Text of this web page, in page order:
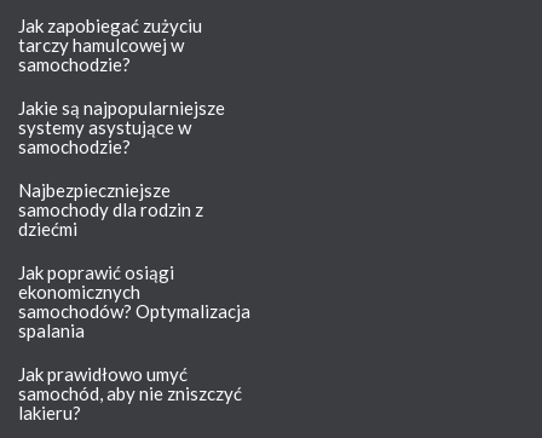
Jak zapobiegać zużyciu
tarczy hamulcowej w
samochodzie?
Jakie są najpopularniejsze
systemy asystujące w
samochodzie?
Najbezpieczniejsze
samochody dla rodzin z
dziećmi
Jak poprawić osiągi
ekonomicznych
samochodów? Optymalizacja
spalania
Jak prawidłowo umyć
samochód, aby nie zniszczyć
lakieru?